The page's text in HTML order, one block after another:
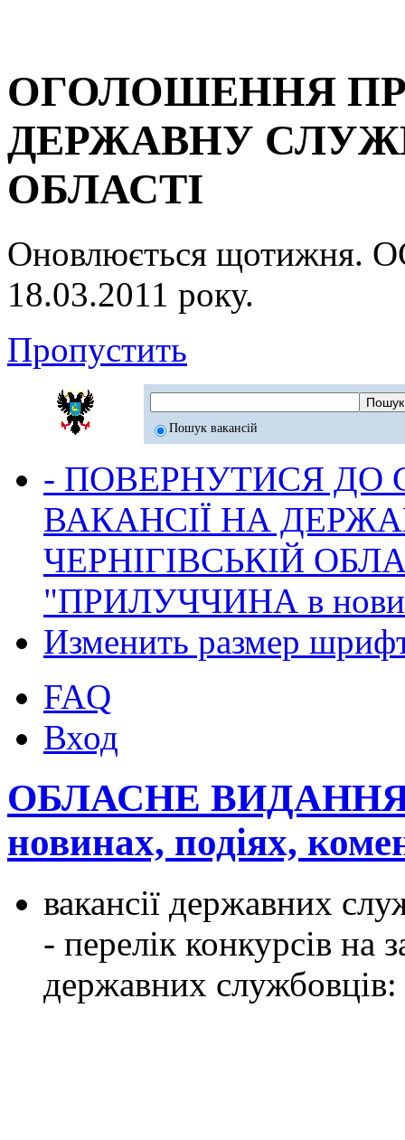
ОГОЛОШЕННЯ
ДЕРЖАВНУ
ОБЛАСТІ
Оновлюється
18.03.2011 року.
Пропустить
Пошук вакансій
- ПОВЕРНУТИСЯ ДО
ВАКАНСІЇ НА
ЧЕРНІГІВСЬКІЙ
"ПРИЛУЧЧИНА в
Изменить размер
FAQ
Вход
ОБЛАСНЕ
новинах, подіях,
вакансії державних
- перелік конкурсів на
державних службовців: